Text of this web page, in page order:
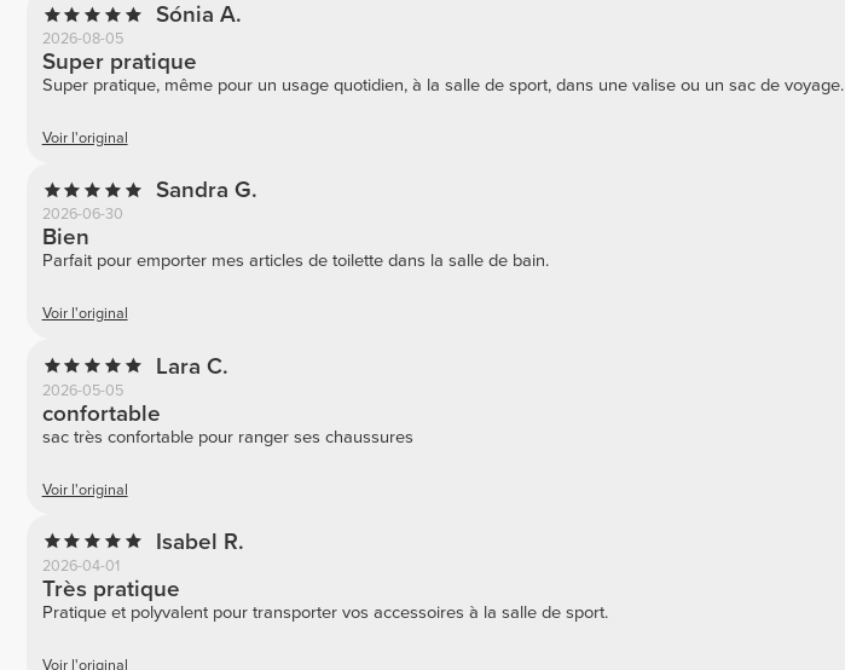
Sónia A.
2026-08-05
Super pratique
Super pratique, même pour un usage quotidien, à la salle de sport, dans une valise ou un sac de voyage.
Voir l'original
Sandra G.
2026-06-30
Bien
Parfait pour emporter mes articles de toilette dans la salle de bain.
Voir l'original
Lara C.
2026-05-05
confortable
sac très confortable pour ranger ses chaussures
Voir l'original
Isabel R.
2026-04-01
Très pratique
Pratique et polyvalent pour transporter vos accessoires à la salle de sport.
Voir l'original